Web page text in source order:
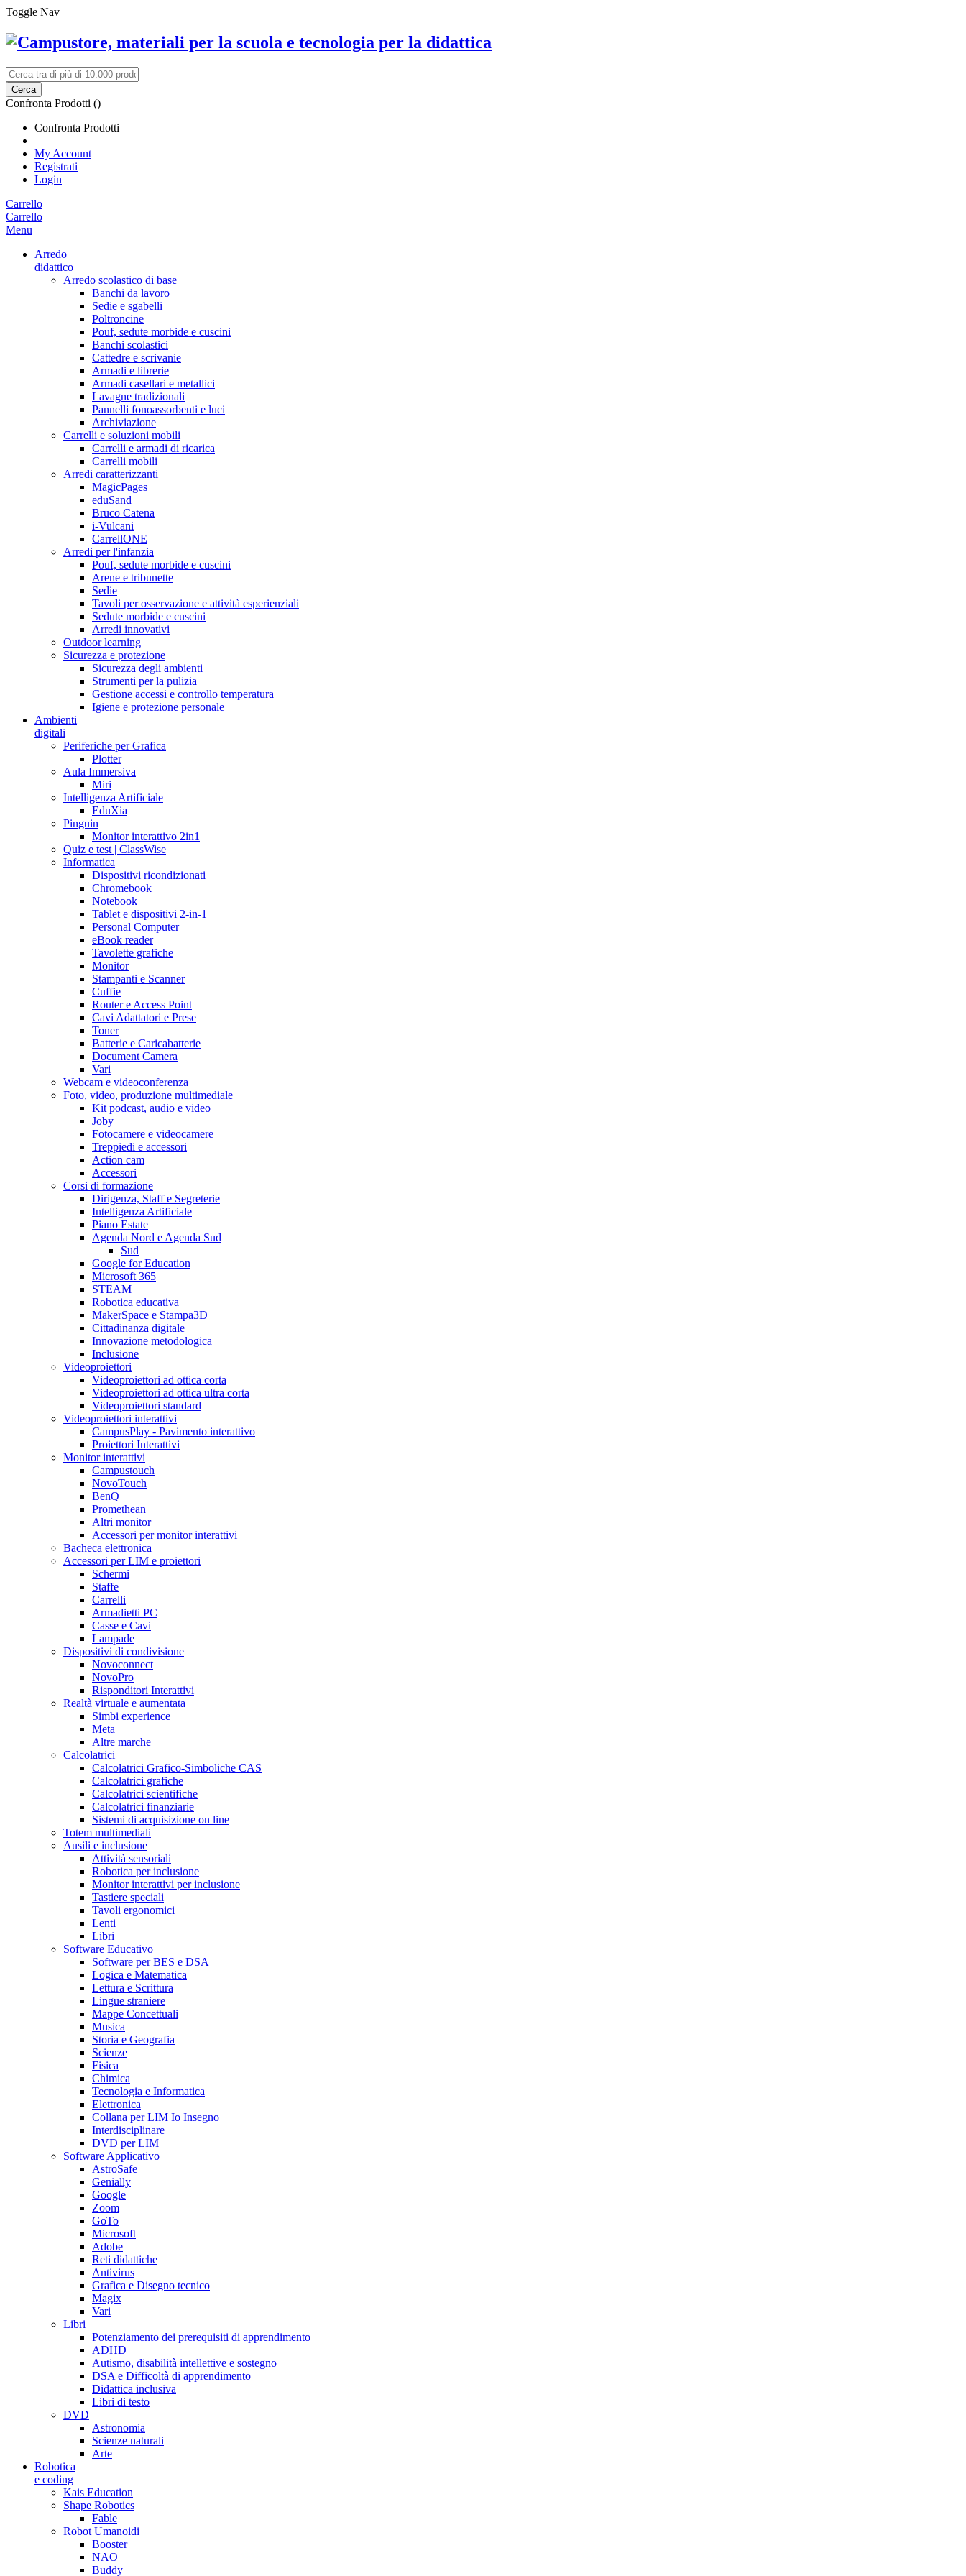
Toggle Nav
Cerca
Confronta Prodotti ()
Confronta Prodotti
My Account
Registrati
Login
Carrello
Carrello
Menu
Arredo
didattico
Arredo scolastico di base
Banchi da lavoro
Sedie e sgabelli
Poltroncine
Pouf, sedute morbide e cuscini
Banchi scolastici
Cattedre e scrivanie
Armadi e librerie
Armadi casellari e metallici
Lavagne tradizionali
Pannelli fonoassorbenti e luci
Archiviazione
Carrelli e soluzioni mobili
Carrelli e armadi di ricarica
Carrelli mobili
Arredi caratterizzanti
MagicPages
eduSand
Bruco Catena
i-Vulcani
CarrellONE
Arredi per l'infanzia
Pouf, sedute morbide e cuscini
Arene e tribunette
Sedie
Tavoli per osservazione e attività esperienziali
Sedute morbide e cuscini
Arredi innovativi
Outdoor learning
Sicurezza e protezione
Sicurezza degli ambienti
Strumenti per la pulizia
Gestione accessi e controllo temperatura
Igiene e protezione personale
Ambienti
digitali
Periferiche per Grafica
Plotter
Aula Immersiva
Miri
Intelligenza Artificiale
EduXia
Pinguin
Monitor interattivo 2in1
Quiz e test | ClassWise
Informatica
Dispositivi ricondizionati
Chromebook
Notebook
Tablet e dispositivi 2-in-1
Personal Computer
eBook reader
Tavolette grafiche
Monitor
Stampanti e Scanner
Cuffie
Router e Access Point
Cavi Adattatori e Prese
Toner
Batterie e Caricabatterie
Document Camera
Vari
Webcam e videoconferenza
Foto, video, produzione multimediale
Kit podcast, audio e video
Joby
Fotocamere e videocamere
Treppiedi e accessori
Action cam
Accessori
Corsi di formazione
Dirigenza, Staff e Segreterie
Intelligenza Artificiale
Piano Estate
Agenda Nord e Agenda Sud
Sud
Google for Education
Microsoft 365
STEAM
Robotica educativa
MakerSpace e Stampa3D
Cittadinanza digitale
Innovazione metodologica
Inclusione
Videoproiettori
Videoproiettori ad ottica corta
Videoproiettori ad ottica ultra corta
Videoproiettori standard
Videoproiettori interattivi
CampusPlay - Pavimento interattivo
Proiettori Interattivi
Monitor interattivi
Campustouch
NovoTouch
BenQ
Promethean
Altri monitor
Accessori per monitor interattivi
Bacheca elettronica
Accessori per LIM e proiettori
Schermi
Staffe
Carrelli
Armadietti PC
Casse e Cavi
Lampade
Dispositivi di condivisione
Novoconnect
NovoPro
Risponditori Interattivi
Realtà virtuale e aumentata
Simbi experience
Meta
Altre marche
Calcolatrici
Calcolatrici Grafico-Simboliche CAS
Calcolatrici grafiche
Calcolatrici scientifiche
Calcolatrici finanziarie
Sistemi di acquisizione on line
Totem multimediali
Ausili e inclusione
Attività sensoriali
Robotica per inclusione
Monitor interattivi per inclusione
Tastiere speciali
Tavoli ergonomici
Lenti
Libri
Software Educativo
Software per BES e DSA
Logica e Matematica
Lettura e Scrittura
Lingue straniere
Mappe Concettuali
Musica
Storia e Geografia
Scienze
Fisica
Chimica
Tecnologia e Informatica
Elettronica
Collana per LIM Io Insegno
Interdisciplinare
DVD per LIM
Software Applicativo
AstroSafe
Genially
Google
Zoom
GoTo
Microsoft
Adobe
Reti didattiche
Antivirus
Grafica e Disegno tecnico
Magix
Vari
Libri
Potenziamento dei prerequisiti di apprendimento
ADHD
Autismo, disabilità intellettive e sostegno
DSA e Difficoltà di apprendimento
Didattica inclusiva
Libri di testo
DVD
Astronomia
Scienze naturali
Arte
Robotica
e coding
Kais Education
Shape Robotics
Fable
Robot Umanoidi
Booster
NAO
Buddy